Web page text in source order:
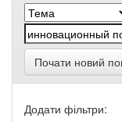
Почати новий
Додати фільтри: